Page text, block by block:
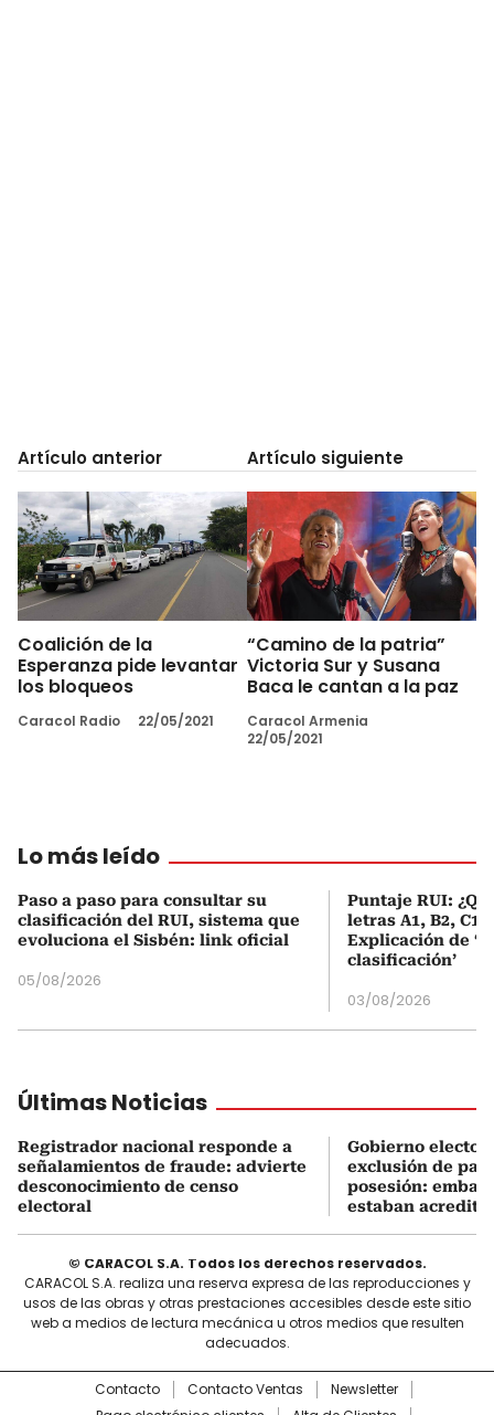
Artículo anterior
Coalición de la
Esperanza pide levantar
los bloqueos
Caracol Radio 22/05/2021
Artículo siguiente
“Camino de la patria”
Victoria Sur y Susana
Baca le cantan a la paz
Caracol Armenia
22/05/2021
Lo más leído
Paso a paso para consultar su
clasificación del RUI, sistema que
evoluciona el Sisbén: link oficial
05/08/2026
Puntaje RUI:
letras A1, B2, C1
Explicación de
clasificación’
03/08/2026
Últimas Noticias
Registrador nacional responde a
señalamientos de fraude: advierte
desconocimiento de censo
electoral
Gobierno electo
exclusión de
posesión:
estaban
© CARACOL S.A. Todos los derechos reservados.
CARACOL S.A. realiza una reserva expresa de las reproducciones y
usos de las obras y otras prestaciones accesibles desde este sitio
web a medios de lectura mecánica u otros medios que resulten
adecuados.
Contacto Contacto Ventas
Newsletter